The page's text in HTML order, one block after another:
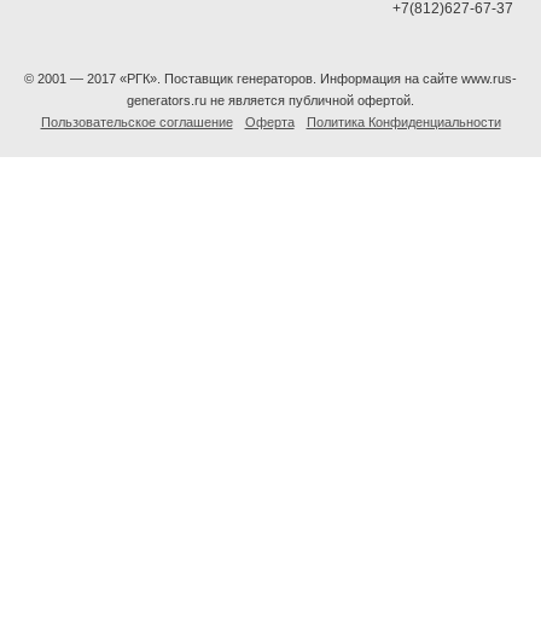
+7(812)627-67-37
© 2001 — 2017 «РГК». Поставщик генераторов. Информация на сайте www.rus-
generators.ru не является публичной офертой.
Пользовательское соглашение
Оферта Политика Конфиденциальности